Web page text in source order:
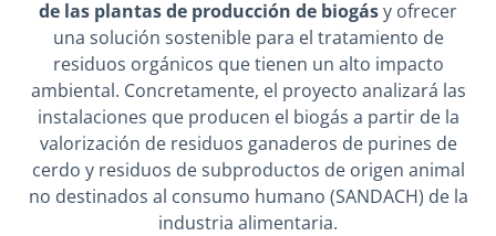
de las plantas de producción de biogásy ofrecer
una solución sostenible para el tratamiento de
residuos orgánicos que tienen un alto impacto
ambiental. Concretamente, el proyecto analizará las
instalaciones que producen el biogás a partir de la
valorización de residuos ganaderos de purines de
cerdo y residuos de subproductos de origen animal
no destinados al consumo humano (SANDACH) de la
industria alimentaria.